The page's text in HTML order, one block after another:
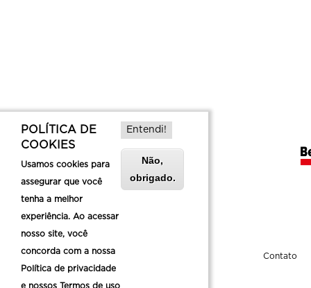
Sobre a Belotur Contato
POLÍTICA DE
COOKIES
Usamos cookies para
assegurar que você
tenha a melhor
experiência. Ao acessar
nosso site, você
concorda com a nossa
Política de privacidade
e nossos Termos de uso
Entendi!
Não,
obrigado.